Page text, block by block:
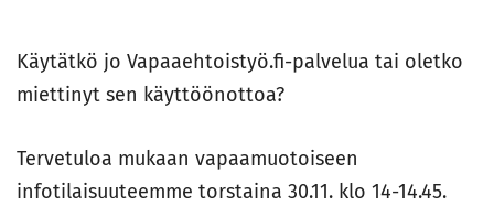
Käytätkö jo Vapaaehtoistyö.fi-palvelua tai oletko
miettinyt sen käyttöönottoa?
Tervetuloa mukaan vapaamuotoiseen
infotilaisuuteemme torstaina 30.11. klo 14-14.45.